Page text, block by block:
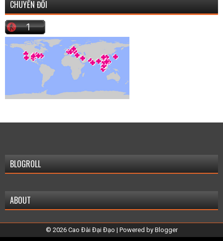
CHUYỂN ĐỔI
BLOGROLL
ABOUT
© 2026 Cao Đài Đại Đạo | Powered by Blogger